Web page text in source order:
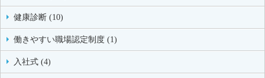
健康診断 (10)
働きやすい職場認定制度 (1)
入社式 (4)